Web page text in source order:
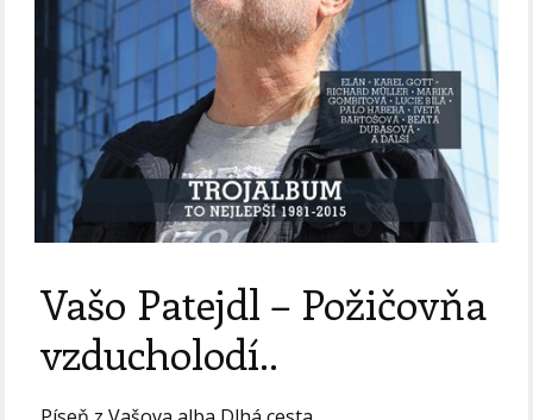
Vašo Patejdl – Požičovňa
vzducholodí..